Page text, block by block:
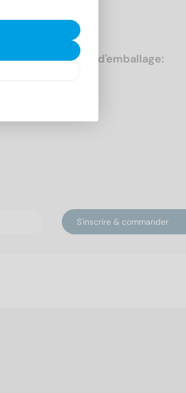
Unités d'emballage:
S'inscrire & commander